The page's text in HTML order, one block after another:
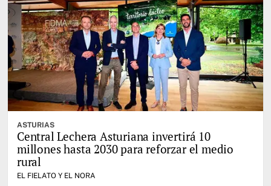
ASTURIAS
Central Lechera Asturiana invertirá 10
millones hasta 2030 para reforzar el medio
rural
EL FIELATO Y EL NORA